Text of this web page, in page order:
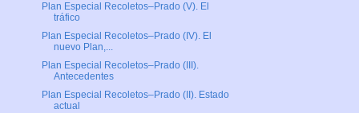
Plan Especial Recoletos–Prado (V). El
tráfico
Plan Especial Recoletos–Prado (IV). El
nuevo Plan,...
Plan Especial Recoletos–Prado (III).
Antecedentes
Plan Especial Recoletos–Prado (II). Estado
actual